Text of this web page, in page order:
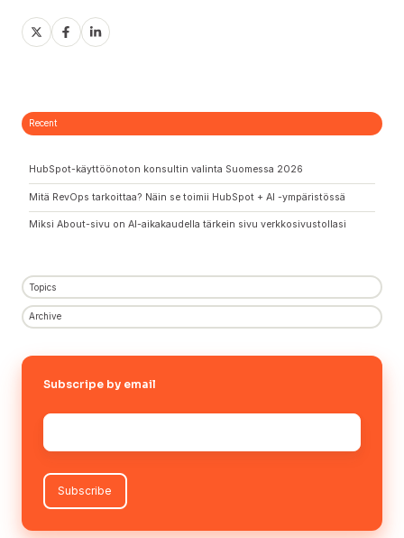
Share
on
Share
on
Share
on
Recent
HubSpot-käyttöönoton konsultin valinta Suomessa 2026
Mitä RevOps tarkoittaa? Näin se toimii HubSpot + AI -ympäristössä
Miksi About-sivu on AI-aikakaudella tärkein sivu verkkosivustollasi
Topics
Archive
Subscripe by email
Sähköposti